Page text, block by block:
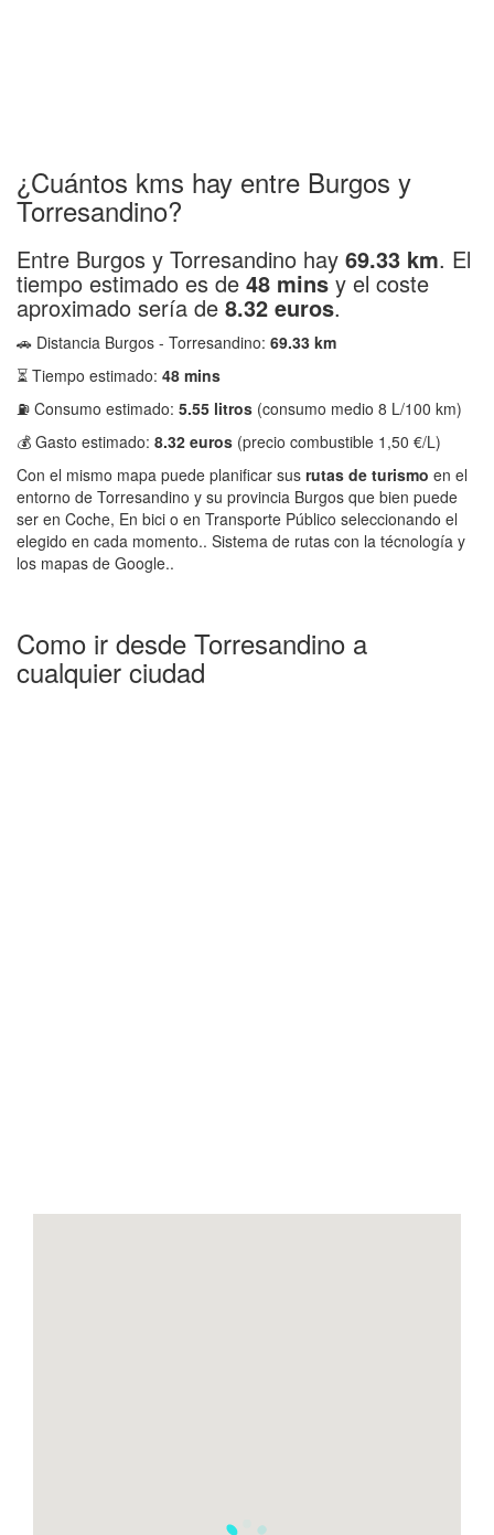
¿Cuántos kms hay entre Burgos y
Torresandino?
Entre Burgos y Torresandino hay 69.33 km. El
tiempo estimado es de 48 minsy el coste
aproximado sería de 8.32 euros.
🚗 Distancia Burgos - Torresandino: 69.33 km
⏳ Tiempo estimado: 48 mins
⛽ Consumo estimado: 5.55 litros (consumo medio 8 L/100 km)
💰 Gasto estimado: 8.32 euros (precio combustible 1,50 €/L)
Con el mismo mapa puede planificar sus rutas de turismo en el
entorno de Torresandino y su provincia Burgos que bien puede
ser en Coche, En bici o en Transporte Público seleccionando el
elegido en cada momento.. Sistema de rutas con la técnología y
los mapas de Google..
Como ir desde Torresandino a
cualquier ciudad